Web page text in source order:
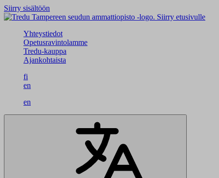
Siirry sisältöön
Siirry etusivulle
Yhteystiedot
Opetusravintolamme
Tredu-kauppa
Ajankohtaista
fi
en
en